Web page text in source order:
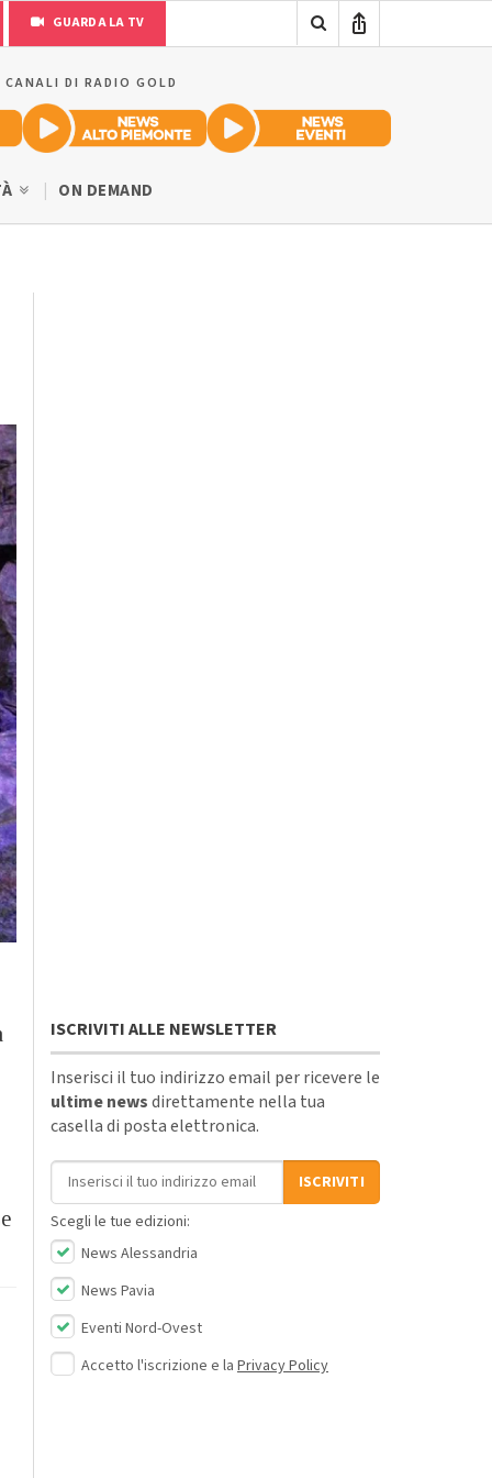
GUARDA LA TV
DI RADIO GOLD
ON DEMAND
ISCRIVITI ALLE NEWSLETTER
Inserisci il tuo indirizzo email per ricevere le
ultime newsdirettamente nella tua
casella di posta elettronica.
Indirizzo email
ISCRIVITI
Scegli le tue edizioni:
News Alessandria
News Pavia
Eventi Nord-Ovest
Accetto l'iscrizione e la Privacy Policy